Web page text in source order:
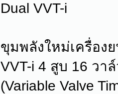
Dual VVT-i
ขุมพลังใหม่เครื่อง
VVT-i 4 สูบ 16 วา
(Variable Valve